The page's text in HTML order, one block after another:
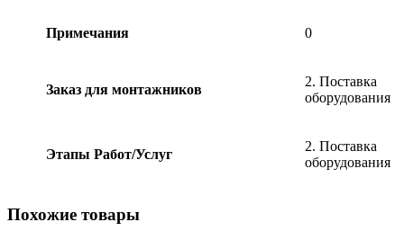
Примечания 0
Заказ для монтажников
2. Поставка
оборудования
Этапы Работ/Услуг
2. Поставка
оборудования
Похожие товары